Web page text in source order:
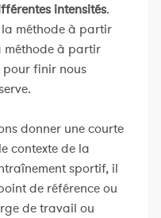
intensités.
la méthode à partir
méthode à partir
pour finir nous
donner une courte
contexte de la
sportif, il
de référence ou
de travail ou